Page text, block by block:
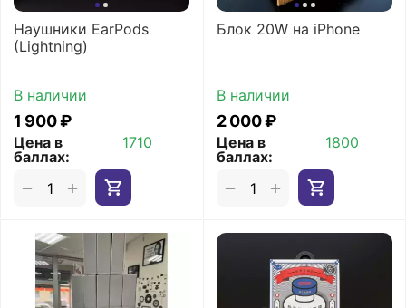
Наушники EarPods
(Lightning)
В наличии
1 900₽
Цена в
баллах:
1710
+
−
Блок 20W на iPhone
В наличии
2 000₽
Цена в
баллах:
1800
+
−